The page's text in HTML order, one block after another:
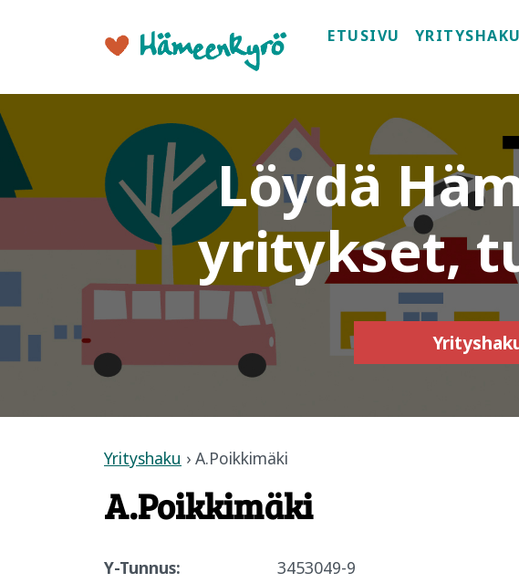
ETUSIVU YRITYSHAKU
Löydä
yritykset,
Yrityshaku › A.Poikkimäki
A.Poikkimäki
Y-Tunnus:
3453049-9